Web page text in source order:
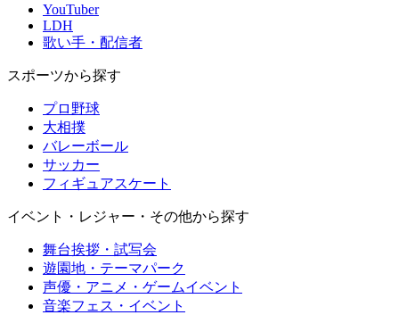
YouTuber
LDH
歌い手・配信者
スポーツから探す
プロ野球
大相撲
バレーボール
サッカー
フィギュアスケート
イベント・レジャー・その他から探す
舞台挨拶・試写会
遊園地・テーマパーク
声優・アニメ・ゲームイベント
音楽フェス・イベント